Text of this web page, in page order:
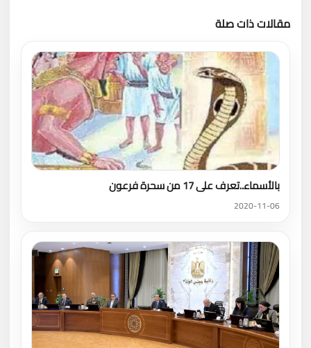
مقالات ذات صلة
بالأسماء..تعرف على 17 من سحرة فرعون
2020-11-06